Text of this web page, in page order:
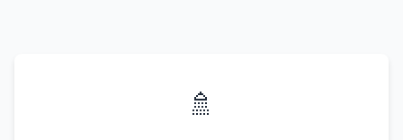
🚿